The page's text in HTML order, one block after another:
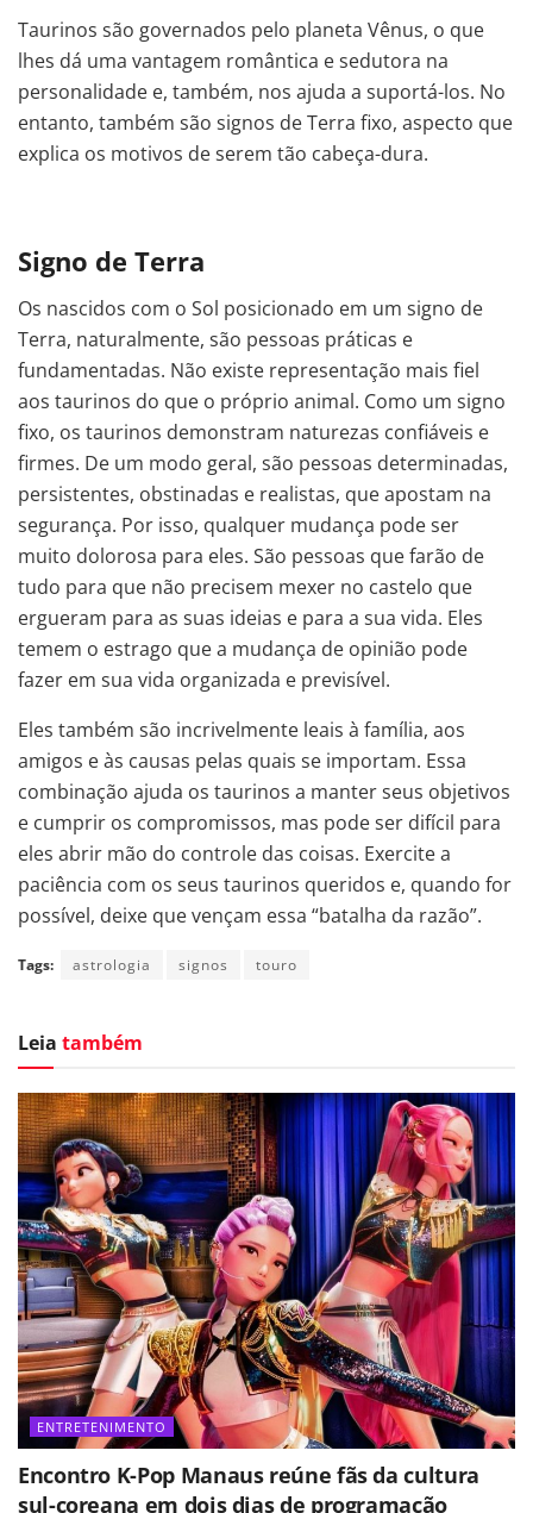
Taurinos são governados pelo planeta Vênus, o que
lhes dá uma vantagem romântica e sedutora na
personalidade e, também, nos ajuda a suportá-los. No
entanto, também são signos de Terra fixo, aspecto que
explica os motivos de serem tão cabeça-dura.
Signo de Terra
Os nascidos com o Sol posicionado em um signo de
Terra, naturalmente, são pessoas práticas e
fundamentadas. Não existe representação mais fiel
aos taurinos do que o próprio animal. Como um signo
fixo, os taurinos demonstram naturezas confiáveis e
firmes. De um modo geral, são pessoas determinadas,
persistentes, obstinadas e realistas, que apostam na
segurança. Por isso, qualquer mudança pode ser
muito dolorosa para eles. São pessoas que farão de
tudo para que não precisem mexer no castelo que
ergueram para as suas ideias e para a sua vida. Eles
temem o estrago que a mudança de opinião pode
fazer em sua vida organizada e previsível.
Eles também são incrivelmente leais à família, aos
amigos e às causas pelas quais se importam. Essa
combinação ajuda os taurinos a manter seus objetivos
e cumprir os compromissos, mas pode ser difícil para
eles abrir mão do controle das coisas. Exercite a
paciência com os seus taurinos queridos e, quando for
possível, deixe que vençam essa “batalha da razão”.
Tags: astrologia signos touro
Leia também
ENTRETENIMENTO
Encontro K-Pop Manaus reúne fãs da cultura
sul-coreana em dois dias de programação